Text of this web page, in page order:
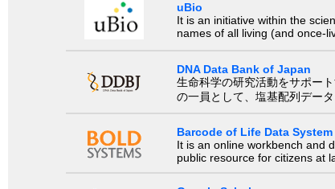
uBio
It is an initiative within the
names of all living (and once-
DNA Data Bank of Japan
生命科学の研究活動をサポー
の一員として、塩基配列デー
Barcode of Life Data System
It is an online workbench and
public resource for citizens at